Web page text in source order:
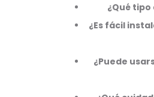
¿Qué
¿Es fácil
¿Puede